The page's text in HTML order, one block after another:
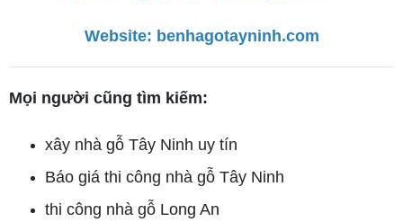
Website: benhagotayninh.com
Mọi người cũng tìm kiếm:
xây nhà gỗ Tây Ninh uy tín
Báo giá thi công nhà gỗ Tây Ninh
thi công nhà gỗ Long An